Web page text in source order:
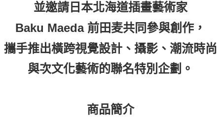
並邀請日本北海道插畫藝術家
Baku Maeda 前田麦共同參與創作，
攜手推出橫跨視覺設計、攝影、潮流時尚
與次文化藝術的聯名特別企劃。
商品簡介